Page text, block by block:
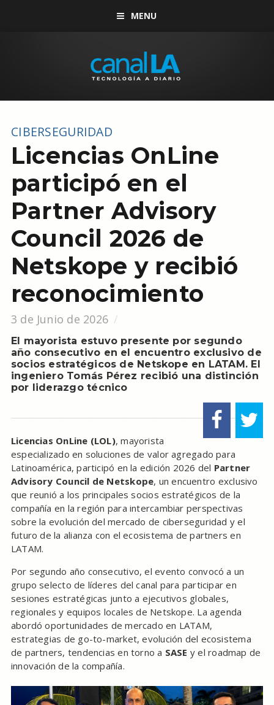
MENU
CIBERSEGURIDAD
Licencias OnLine
participó en el
Partner Advisory
Council 2026 de
Netskope y recibió
reconocimiento
3 de Junio de 2026
El mayorista estuvo presente por segundo
año consecutivo en el encuentro exclusivo de
socios estratégicos de Netskope en LATAM. El
ingeniero Tomás Pérez recibió una distinción
por liderazgo técnico
Licencias OnLine (LOL), mayorista
especializado en soluciones de valor agregado para
Latinoamérica, participó en la edición 2026 del Partner
Advisory Council de Netskope, un encuentro exclusivo
que reunió a los principales socios estratégicos de la
compañía en la región para intercambiar perspectivas
sobre la evolución del mercado de ciberseguridad y el
futuro de la alianza con el ecosistema de partners en
LATAM.
Por segundo año consecutivo, el evento convocó a un
grupo selecto de líderes del canal para participar en
sesiones estratégicas junto a ejecutivos globales,
regionales y equipos locales de Netskope. La agenda
abordó oportunidades de mercado en LATAM,
estrategias de go-to-market, evolución del ecosistema
de partners, tendencias en torno a SASE y el roadmap de
innovación de la compañía.